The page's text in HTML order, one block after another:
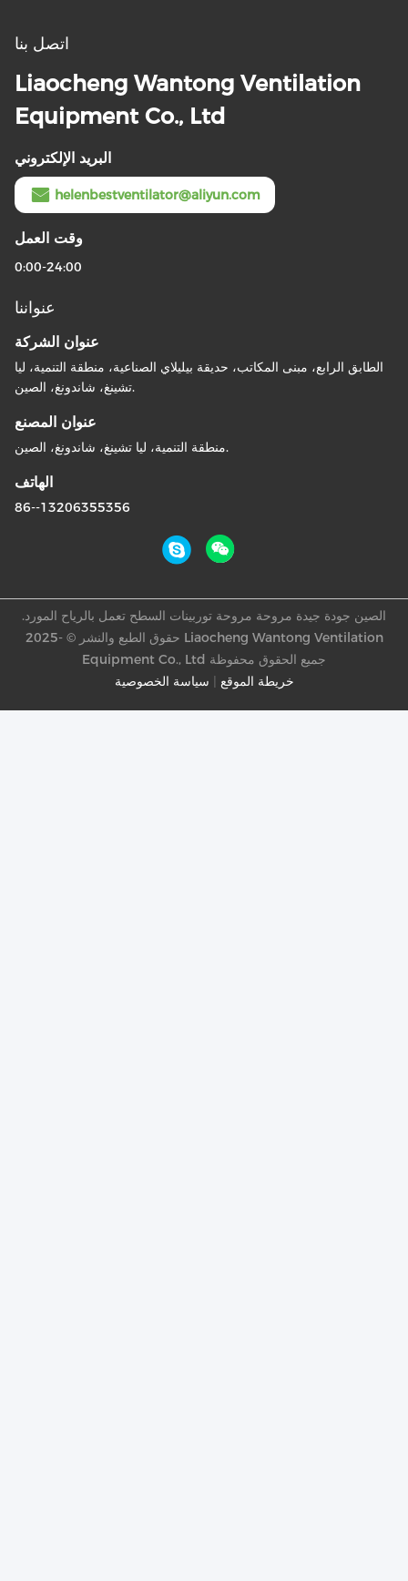
اتصل بنا
Liaocheng Wantong Ventilation
Equipment Co., Ltd
البريد الإلكتروني
helenbestventilator@aliyun.com
وقت العمل
0:00-24:00
عنواننا
عنوان الشركة
الطابق الرابع، مبنى المكاتب، حديقة بيليلاي الصناعية، منطقة التنمية، ليا
تشينغ، شاندونغ، الصين.
عنوان المصنع
منطقة التنمية، ليا تشينغ، شاندونغ، الصين.
الهاتف
86--13206355356
سياسة الخصوصية خريطة الموقع
الصين جودة جيدة مروحة مروحة توربينات السطح تعمل بالرياح المورد.
حقوق الطبع والنشر © -2025 Liaocheng Wantong Ventilation
Equipment Co., Ltd جميع الحقوق محفوظة